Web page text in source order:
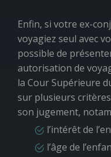
Enfin, si votre ex-
voyagiez seul avec
possible de
autorisation de
la Cour Supérieure
sur plusieurs
son jugement,
l’intérêt de
l’âge de